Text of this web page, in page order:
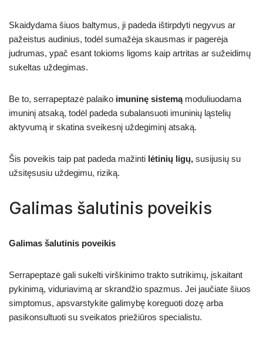
Skaidydama šiuos baltymus, ji padeda ištirpdyti negyvus ar
pažeistus audinius, todėl sumažėja skausmas ir pagerėja
judrumas, ypač esant tokioms ligoms kaip artritas ar sužeidimų
sukeltas uždegimas.
Be to, serrapeptazė palaiko imuninę sistemąmoduliuodama
imuninį atsaką, todėl padeda subalansuoti imuninių ląstelių
aktyvumą ir skatina sveikesnį uždegiminį atsaką.
Šis poveikis taip pat padeda mažinti lėtinių ligų, susijusių su
užsitęsusiu uždegimu, riziką.
Galimas šalutinis poveikis
Galimas šalutinis poveikis
Serrapeptazė gali sukelti virškinimo trakto sutrikimų, įskaitant
pykinimą, viduriavimą ar skrandžio spazmus. Jei jaučiate šiuos
simptomus, apsvarstykite galimybę koreguoti dozę arba
pasikonsultuoti su sveikatos priežiūros specialistu.